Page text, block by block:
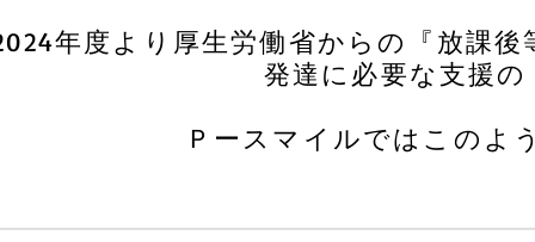
年度より厚生労働省からの『放課
発達に必要な支援
Ｐースマイルではこの